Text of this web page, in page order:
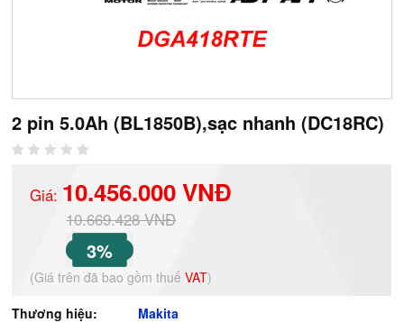
2 pin 5.0Ah (BL1850B),sạc nhanh (DC18RC)
Giá: 10.456.000 VNĐ
10.669.428 VNĐ
3%
(Giá trên đã bao gồm thuếVAT)
Thương hiệu:
Makita